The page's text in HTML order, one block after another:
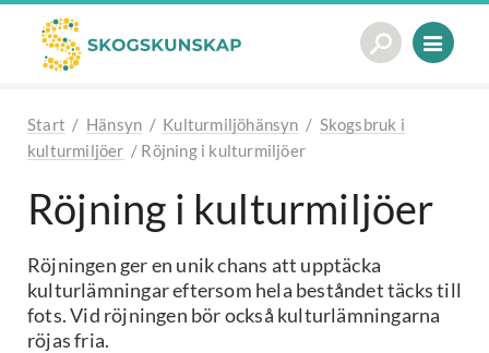
Start / Hänsyn / Kulturmiljöhänsyn / Skogsbruk i
kulturmiljöer / Röjning i kulturmiljöer
Röjning i kulturmiljöer
Röjningen ger en unik chans att upptäcka
kulturlämningar eftersom hela beståndet täcks till
fots. Vid röjningen bör också kulturlämningarna
röjas fria.